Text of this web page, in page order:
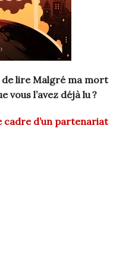
de lire Malgré ma mort
vous l’avez déjà lu ?
d’un partenariat